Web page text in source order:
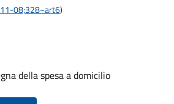
08;328~art6)
della spesa a domicilio